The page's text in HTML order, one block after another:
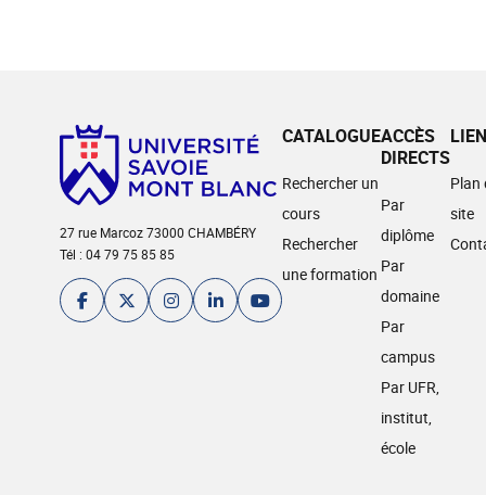
27 rue Marcoz 73000 CHAMBÉRY
Tél : 04 79 75 85 85
CATALOGUE
Rechercher un
cours
Rechercher
une formation
ACCÈS
DIRECTS
Par
diplôme
Par
domaine
Par
campus
Par UFR,
institut,
école
Plan
site